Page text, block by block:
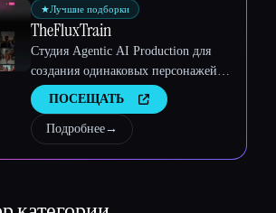
★Лучшие подборки
TheFluxTrain
Студия Agentic AI Production для
создания одинаковых персонажей,
рабочих процессов и видео
ПОСЕЩАТЬ
Подробнее→